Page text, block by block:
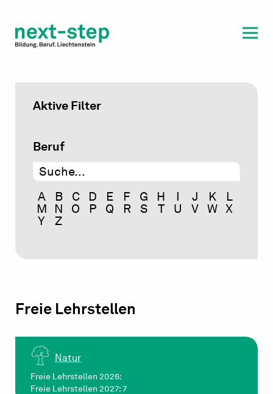
Beratung & Unterstützung
Aktive Filter
Beruf
A B C D E F G H I J K
L
M
N O P Q R S T U V W X
Y
Z
Freie Lehrstellen
Natur
Freie Lehrstellen 2026:
Freie Lehrstellen 2027: 7